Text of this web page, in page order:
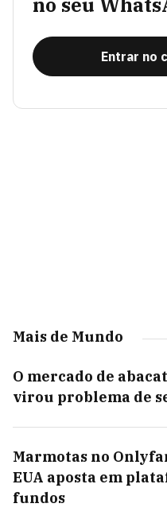
Entrar no
Mais de Mundo
O mercado de
virou problema de
Marmotas no
EUA aposta em
fundos